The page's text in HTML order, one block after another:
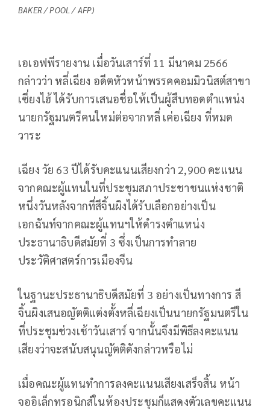
BAKER / POOL / AFP)
เอเอฟพีรายงาน เมื่อวันเสาร์ที่ 11 มีนาคม 2566
กล่าวว่า หลี่เฉียง อดีตหัวหน้าพรรคคอมมิวนิสต์สาขา
เซี่ยงไฮ้ ได้รับการเสนอชื่อให้เป็นผู้สืบทอดตำแหน่ง
นายกรัฐมนตรีคนใหม่ต่อจากหลี่ เค่อเฉียง ที่หมด
วาระ
เฉียง วัย 63 ปีได้รับคะแนนเสียงกว่า 2,900 คะแนน
จากคณะผู้แทนในที่ประชุมสภาประชาชนแห่งชาติ
หนึ่งวันหลังจากที่สีจิ้นผิงได้รับเลือกอย่างเป็น
เอกฉันท์จากคณะผู้แทนฯให้ดำรงตำแหน่ง
ประธานาธิบดีสมัยที่ 3 ซึ่งเป็นการทำลาย
ประวัติศาสตร์การเมืองจีน
ในฐานะประธานาธิบดีสมัยที่ 3 อย่างเป็นทางการ สี
จิ้นผิงเสนอญัตติแต่งตั้งหลี่เฉียงเป็นนายกรัฐมนตรีใน
ที่ประชุมช่วงเช้าวันเสาร์ จากนั้นจึงมีพิธีลงคะแนน
เสียงว่าจะสนับสนุนญัตติดังกล่าวหรือไม่
เมื่อคณะผู้แทนทำการลงคะแนนเสียงเสร็จสิ้น หน้า
จออิเล็กทรอนิกส์ในห้องประชุมก็แสดงตัวเลขคะแนน